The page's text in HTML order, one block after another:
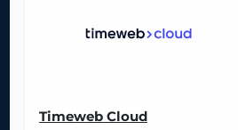
Timeweb Cloud